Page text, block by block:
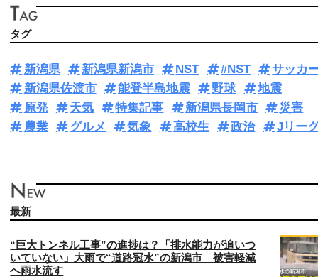
タグ
新潟県 新潟県新潟市 NST #NST
サッカ
新潟県佐渡市
能登半島地震 野球
地震
原発
天気 特集記事 新潟県長岡市
災害
農業
グルメ 気象 高校生 政治 Jリー
最新
“巨大トンネル工事”の進捗は？「排水能力が追いつ
いていない」大雨で“道路冠水”の新潟市 被害軽減
へ雨水流す